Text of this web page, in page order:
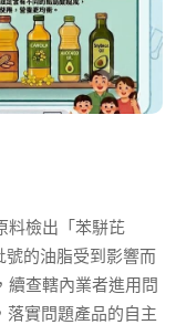
料檢出「苯駢芘
號的油脂受到影響而
續查轄內業者進用問
實問題產品的自主